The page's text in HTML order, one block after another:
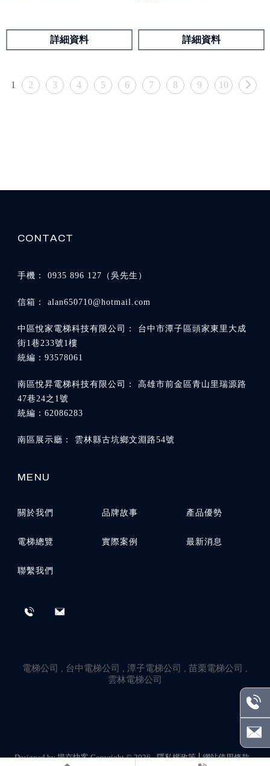
詳細資料 詳細資料
1 2 3 4 5 6 7 8 9 10
0935 896 127
雲林縣古坑鄉文淵路54號
alan650710@hotmail.com
台中市潭子區頭家東里大成
街1巷233號1樓
高雄市前金區青山里瑞源路
47巷24之1號
關於我們 品牌故事 產品優勢
電梯總覽 實際案例 最新消息
聯繫我們
電梯公司 台中電梯公司 潭子電梯公司
苗栗電梯公司
雲林電梯公司
Designed by揚京快客Copyright © 2026 隱私權政策
網站使用條款